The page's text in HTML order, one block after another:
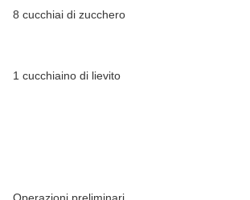
8 cucchiai di zucchero
1 cucchiaino di lievito